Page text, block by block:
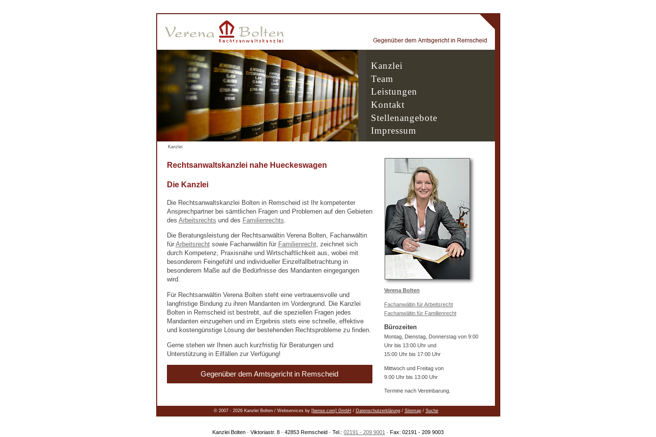
Kanzlei
Team
Leistungen
Kontakt
Stellenangebote
Impressum
Kanzlei
Rechtsanwaltskanzlei nahe Hueckeswagen
Die Kanzlei
Die Rechtsanwaltskanzlei Bolten in Remscheid ist Ihr kompetenter
Ansprechpartner bei sämtlichen Fragen und Problemen auf den Gebieten
des Arbeitsrechts und des Familienrechts
Die Beratungsleistung der Rechtsanwältin Verena Bolten, Fachanwältin
für Arbeitsrechtsowie Fachanwältin für Familienrecht, zeichnet sich
durch Kompetenz, Praxisnähe und Wirtschaftlichkeit aus, wobei mit
besonderem Feingefühl und individueller Einzelfallbetrachtung in
besonderem Maße auf die Bedürfnisse des Mandanten eingegangen
wird.
Für Rechtsanwältin Verena Bolten steht eine vertrauensvolle und
langfristige Bindung zu ihren Mandanten im Vordergrund. Die Kanzlei
Bolten in Remscheid ist bestrebt, auf die speziellen Fragen jedes
Mandanten einzugehen und im Ergebnis stets eine schnelle, effektive
und kostengünstige Lösung der bestehenden Rechtsprobleme zu finden.
Gerne stehen wir Ihnen auch kurzfristig für Beratungen und
Unterstützung in Eilfällen zur Verfügung!
Gegenüber dem Amtsgericht in Remscheid
Verena Bolten
Fachanwältin für Arbeitsrecht
Fachanwältin für Familienrecht
Bürozeiten
Montag, Dienstag, Donnerstag von 9:00
Uhr bis 13:00 Uhr und
15:00 Uhr bis 17:00 Uhr
Mittwoch und Freitag von
9.00 Uhr bis 13:00 Uhr
Termine nach Vereinbarung.
© 2007 - 2026 Kanzlei Bolten / Webservices by [bense.com] GmbH / Datenschutzerklärung/ Sitemap/ Suche
Kanzlei Bolten · Viktoriastr. 8 · 42853 Remscheid · Tel.: 02191 - 209 9001 · Fax: 02191 - 209 9003